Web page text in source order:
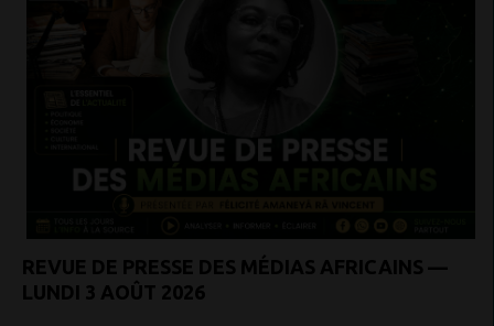
REVUE DE PRESSE DES MÉDIAS AFRICAINS —
LUNDI 3 AOÛT 2026